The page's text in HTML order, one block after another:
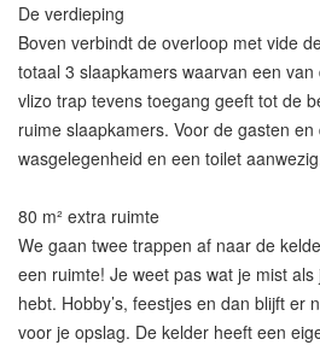
De verdieping
Boven verbindt de overloop met vide
totaal 3 slaapkamers waarvan een
vlizo trap tevens toegang geeft tot de
ruime slaapkamers. Voor de gasten
wasgelegenheid en een toilet
80 m² extra ruimte
We gaan twee trappen af naar de
een ruimte! Je weet pas wat je mist
hebt. Hobby’s, feestjes en dan blijft er
voor je opslag. De kelder heeft een